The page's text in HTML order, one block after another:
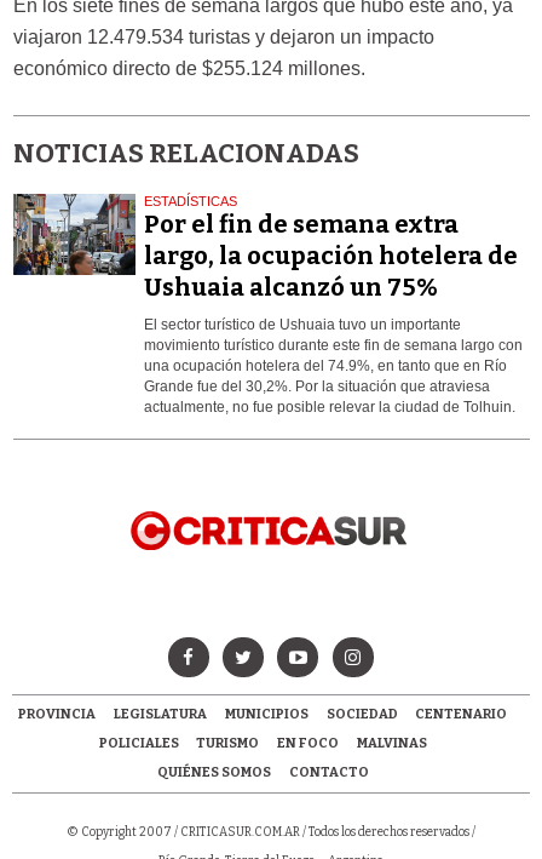
En los siete fines de semana largos que hubo este año, ya
viajaron 12.479.534 turistas y dejaron un impacto
económico directo de $255.124 millones.
NOTICIAS RELACIONADAS
ESTADÍSTICAS
Por el fin de semana extra
largo, la ocupación hotelera de
Ushuaia alcanzó un 75%
El sector turístico de Ushuaia tuvo un importante
movimiento turístico durante este fin de semana largo con
una ocupación hotelera del 74.9%, en tanto que en Río
Grande fue del 30,2%. Por la situación que atraviesa
actualmente, no fue posible relevar la ciudad de Tolhuin.
PROVINCIA LEGISLATURA MUNICIPIOS SOCIEDAD
CENTENARIO
POLICIALES
TURISMO EN FOCO
MALVINAS
QUIÉNES SOMOS
CONTACTO
© Copyright 2007 / CRITICASUR.COM.AR/ Todos los derechos reservados /